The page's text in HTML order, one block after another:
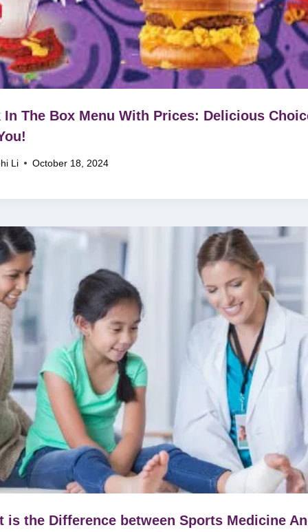
In The Box Menu With Prices: Delicious
Li October 18, 2024
is the Difference between Sports Medicine